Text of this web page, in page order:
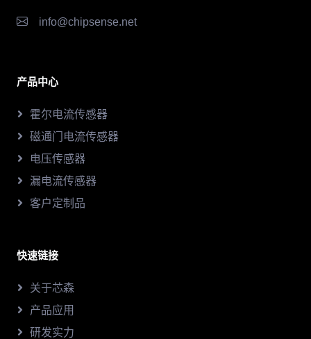
info@chipsense.net
产品中心
霍尔电流传感器
磁通门电流传感器
电压传感器
漏电流传感器
客户定制品
快速链接
关于芯森
产品应用
研发实力